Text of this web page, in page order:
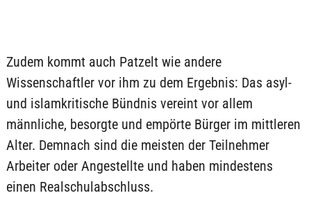
Zudem kommt auch Patzelt wie andere
Wissenschaftler vor ihm zu dem Ergebnis: Das asyl-
und islamkritische Bündnis vereint vor allem
männliche, besorgte und empörte Bürger im mittleren
Alter. Demnach sind die meisten der Teilnehmer
Arbeiter oder Angestellte und haben mindestens
einen Realschulabschluss.